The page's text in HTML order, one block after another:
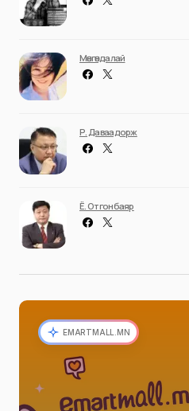
Мөнгөндалай
Р. Даваадорж
Ё. Отгонбаяр
EMARTMALL.MN